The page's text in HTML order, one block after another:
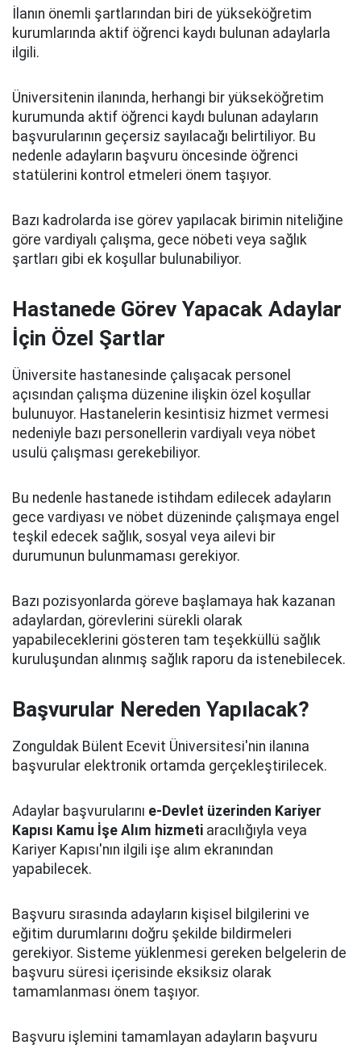
İlanın önemli şartlarından biri de yükseköğretim
kurumlarında aktif öğrenci kaydı bulunan adaylarla
ilgili.
Üniversitenin ilanında, herhangi bir yükseköğretim
kurumunda aktif öğrenci kaydı bulunan adayların
başvurularının geçersiz sayılacağı belirtiliyor. Bu
nedenle adayların başvuru öncesinde öğrenci
statülerini kontrol etmeleri önem taşıyor.
Bazı kadrolarda ise görev yapılacak birimin niteliğine
göre vardiyalı çalışma, gece nöbeti veya sağlık
şartları gibi ek koşullar bulunabiliyor.
Hastanede Görev Yapacak Adaylar
İçin Özel Şartlar
Üniversite hastanesinde çalışacak personel
açısından çalışma düzenine ilişkin özel koşullar
bulunuyor. Hastanelerin kesintisiz hizmet vermesi
nedeniyle bazı personellerin vardiyalı veya nöbet
usulü çalışması gerekebiliyor.
Bu nedenle hastanede istihdam edilecek adayların
gece vardiyası ve nöbet düzeninde çalışmaya engel
teşkil edecek sağlık, sosyal veya ailevi bir
durumunun bulunmaması gerekiyor.
Bazı pozisyonlarda göreve başlamaya hak kazanan
adaylardan, görevlerini sürekli olarak
yapabileceklerini gösteren tam teşekküllü sağlık
kuruluşundan alınmış sağlık raporu da istenebilecek.
Başvurular Nereden Yapılacak?
Zonguldak Bülent Ecevit Üniversitesi'nin ilanına
başvurular elektronik ortamda gerçekleştirilecek.
Adaylar başvurularını e-Devlet üzerinden Kariyer
Kapısı Kamu İşe Alım hizmeti aracılığıyla veya
Kariyer Kapısı'nın ilgili işe alım ekranından
yapabilecek.
Başvuru sırasında adayların kişisel bilgilerini ve
eğitim durumlarını doğru şekilde bildirmeleri
gerekiyor. Sisteme yüklenmesi gereken belgelerin de
başvuru süresi içerisinde eksiksiz olarak
tamamlanması önem taşıyor.
Başvuru işlemini tamamlayan adayların başvuru